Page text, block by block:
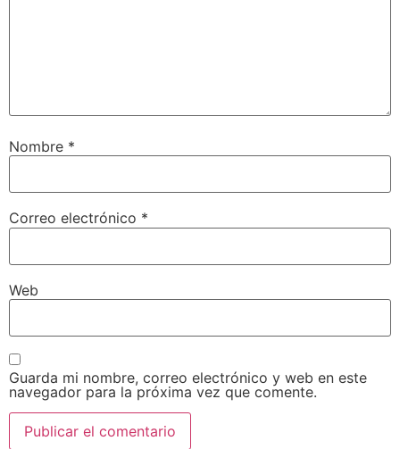
Nombre *
Correo electrónico *
Web
Guarda mi nombre, correo electrónico y web en este
navegador para la próxima vez que comente.